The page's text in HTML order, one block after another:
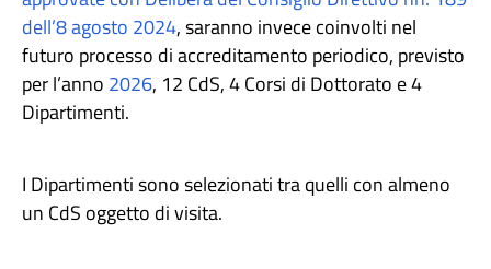
dell’8 agosto 2024, saranno invece coinvolti nel
futuro processo di accreditamento periodico, previsto
per l’anno 2026, 12 CdS, 4 Corsi di Dottorato e 4
Dipartimenti.
I Dipartimenti sono selezionati tra quelli con almeno
un CdS oggetto di visita.